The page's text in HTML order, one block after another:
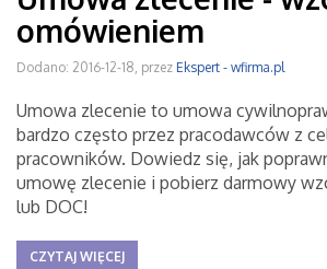
omówieniem
Dodano: 2016-12-18, przez Ekspert - wfirma.pl
Umowa zlecenie to umowa
bardzo często przez pracodawców z
pracowników. Dowiedz się, jak
umowę zlecenie i pobierz darmowy
lub DOC!
CZYTAJ WIĘCEJ